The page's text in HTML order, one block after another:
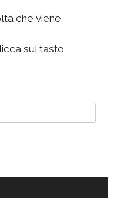
che viene
sul tasto